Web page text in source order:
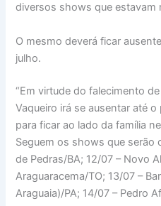
diversos shows que estavam
O mesmo deverá ficar
julho.
“Em virtude do falecimento
Vaqueiro irá se ausentar até
para ficar ao lado da família
Seguem os shows que serão
de Pedras/BA; 12/07 – Novo
Araguaracema/TO; 13/07 –
Araguaia)/PA; 14/07 – Pedro